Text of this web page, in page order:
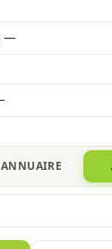
—
ANNUAIRE